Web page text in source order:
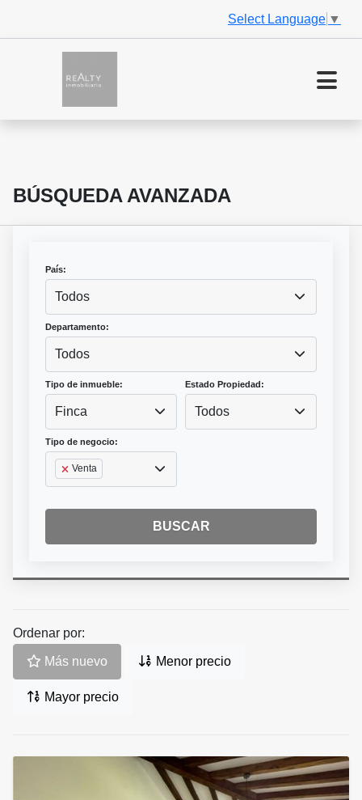
Select Language ▼
BÚSQUEDA AVANZADA
País:
Todos
Departamento:
Todos
Tipo de inmueble:
Finca
Estado Propiedad:
Todos
Tipo de negocio:
Venta
BUSCAR
Ordenar por:
Más nuevo Menor precio
Mayor precio